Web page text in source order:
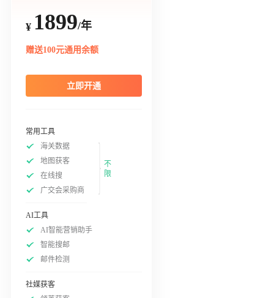
¥ 1899/年
赠送100元通用余额
立即开通
常用工具
海关数据
地图获客
在线搜
广交会采购商
不
限
AI工具
AI智能营销助手
智能搜邮
邮件检测
社媒获客